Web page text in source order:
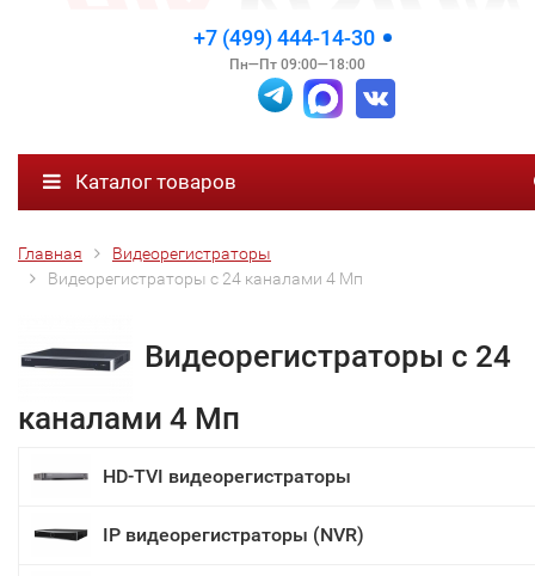
+7 (499) 444-14-30
Пн—Пт 09:00—18:00
Каталог товаров
Главная
Видеорегистраторы
Видеорегистраторы с 24 каналами 4 Мп
Видеорегистраторы с 24
каналами 4 Мп
HD-TVI видеорегистраторы
IP видеорегистраторы (NVR)